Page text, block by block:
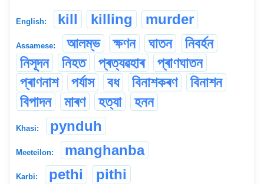
English: kill killing murder
Assamese: আলম্ভ ক্ষণন ঘাতন
নিবৰ্হন
নিসূদন
নিহত প্ৰত্যৱহাৰ
প্ৰাণঘাতন
প্ৰাণনাশ
পৰ্যাস বধ বিনাশকৰণ
বিনাশন
বিপাদন
মাৰণ হত্যা হনন
Khasi: pynduh
Meeteilon: manghanba
Karbi: pethi pithi